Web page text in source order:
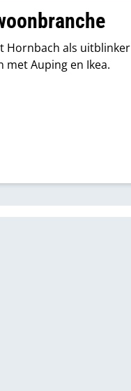
Hornbach als uitblinker
met Auping en Ikea.